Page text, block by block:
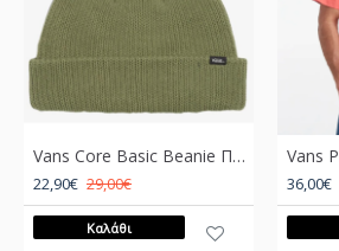
Vans Core Basic Beanie Πράσινο
22,90€ 29,00€
Καλάθι
36,00€